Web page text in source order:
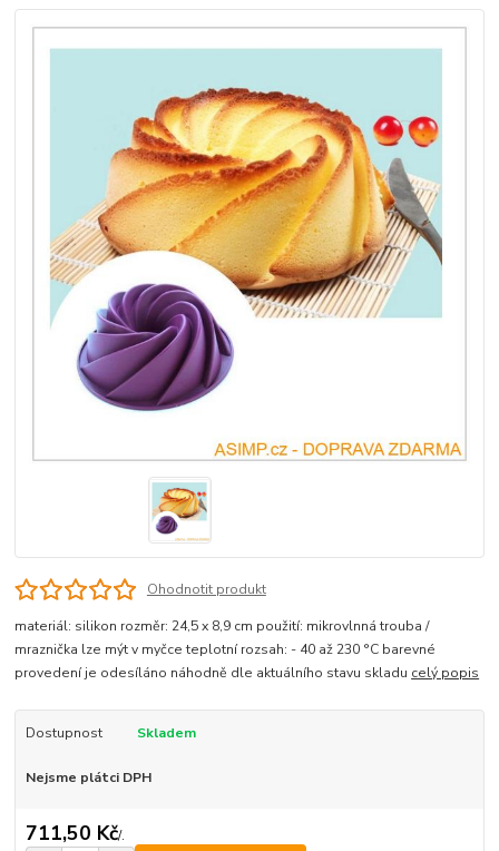
Ohodnotit produkt
materiál: silikon rozměr: 24,5 x 8,9 cm použití: mikrovlnná trouba /
mraznička lze mýt v myčce teplotní rozsah: - 40 až 230 °C barevné
provedení je odesíláno náhodně dle aktuálního stavu skladu celý popis
Dostupnost Skladem
Nejsme plátci DPH
711,50 Kč/.